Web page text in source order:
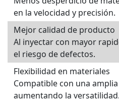
en la velocidad y precisión.
Mejor calidad de producto
Al inyectar con mayor
el riesgo de defectos.
Flexibilidad en materiales
Compatible con una
aumentando la versatilidad.